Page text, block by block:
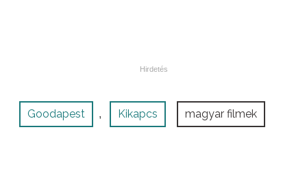
Goodapest , Kikapcs magyar filmek